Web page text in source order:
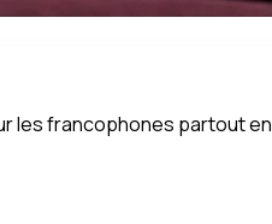
les francophones partout